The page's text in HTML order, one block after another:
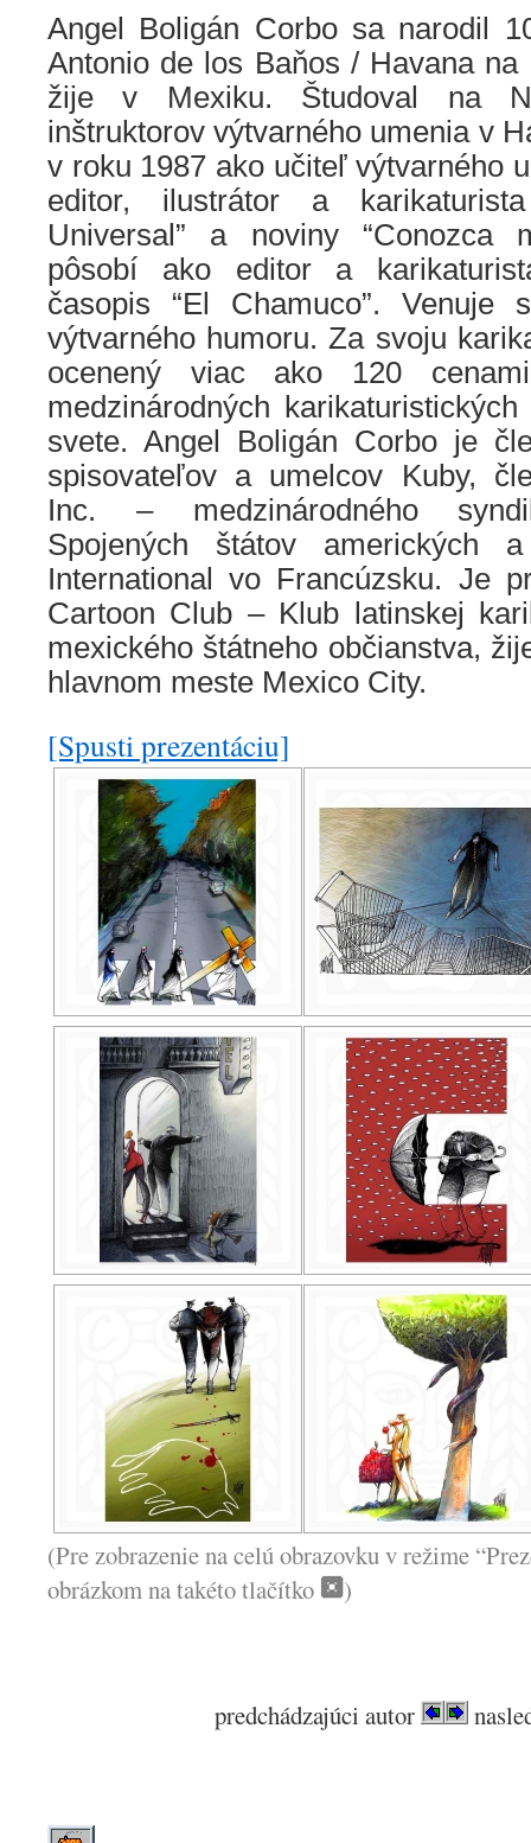
Angel Boligán Corbo sa narodil
Antonio de los Baňos / Havana
žije v Mexiku. Študoval na
inštruktorov výtvarného umenia v
v roku 1987 ako učiteľ výtvarného
editor, ilustrátor a
Universal” a noviny “Conozca
pôsobí ako editor a
časopis “El Chamuco”. Venuje
výtvarného humoru. Za svoju
ocenený viac ako 120
medzinárodných
svete. Angel Boligán Corbo je
spisovateľov a umelcov Kuby,
Inc. – medzinárodného
Spojených štátov amerických
International vo Francúzsku. Je
Cartoon Club – Klub latinskej
mexického štátneho občianstva,
hlavnom meste Mexico City.
[Spusti prezentáciu]
(Pre zobrazenie na celú obrazovku v režime
obrázkom na takéto tlačítko
)
predchádzajúci autor